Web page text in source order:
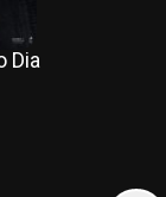
Dia